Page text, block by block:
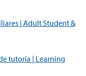
| Adult Student &
tutoría | Learning